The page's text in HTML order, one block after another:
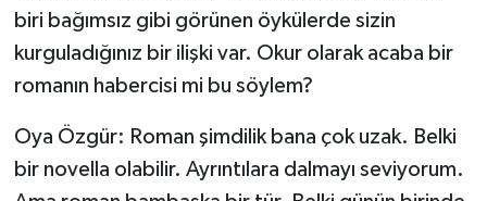
biri bağımsız gibi görünen öykülerde sizin
kurguladığınız bir ilişki var. Okur olarak acaba bir
romanın habercisi mi bu söylem?
Oya Özgür: Roman şimdilik bana çok uzak. Belki
bir novella olabilir. Ayrıntılara dalmayı seviyorum.